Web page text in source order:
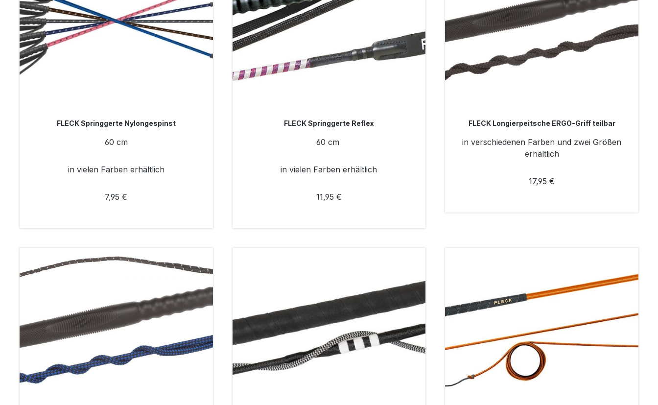
FLECK Springgerte Nylongespinst
60 cm
in vielen Farben erhältlich
7,95 €
FLECK Springgerte Reflex
60 cm
in vielen Farben erhältlich
11,95 €
FLECK Longierpeitsche ERGO-Griff teilbar
in verschiedenen Farben und zwei Größen
erhältlich
17,95 €